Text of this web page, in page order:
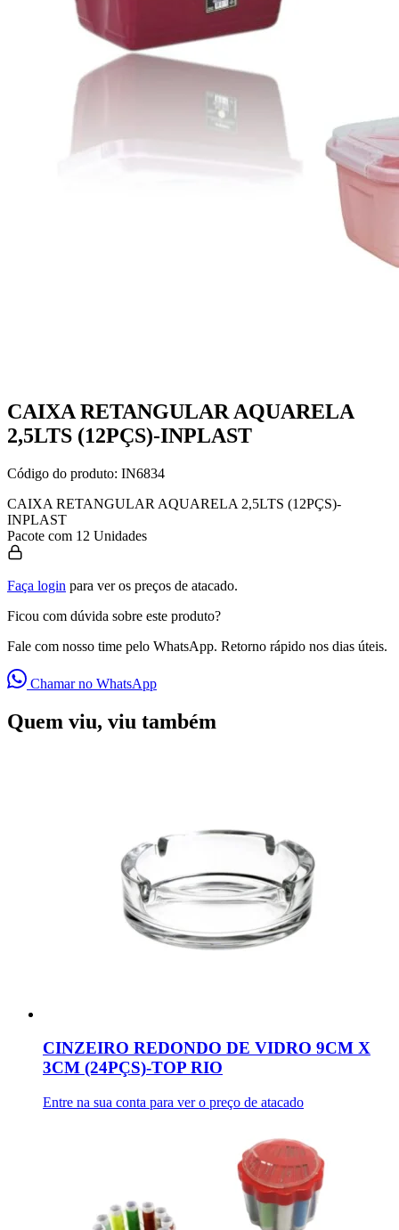
CAIXA RETANGULAR AQUARELA
2,5LTS (12PÇS)-INPLAST
Código do produto: IN6834
CAIXA RETANGULAR AQUARELA 2,5LTS (12PÇS)-
INPLAST
Pacote com 12 Unidades
Faça login para ver os preços de atacado.
Ficou com dúvida sobre este produto?
Fale com nosso time pelo WhatsApp. Retorno rápido nos dias úteis.
Chamar no WhatsApp
Quem viu, viu também
CINZEIRO REDONDO DE VIDRO 9CM X
3CM (24PÇS)-TOP RIO
Entre na sua conta para ver o preço de atacado